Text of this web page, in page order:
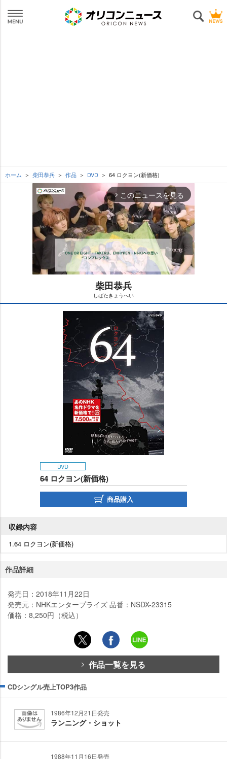
ホーム 柴田恭兵 作品 DVD 64 ロクヨン(新価格)
arrow_forward_ios このニュースを見る
M
u
柴田恭兵
しばたきょうへい
DVD
64 ロクヨン(新価格)
商品購入
収録内容
1.64 ロクヨン(新価格)
作品詳細
発売日：2018年11月22日
発売元：NHKエンタープライズ 品番：NSDX-23315
価格：8,250円（税込）
作品一覧を見る
CDシングル売上TOP3作品
1986年12月21日発売
ランニング・ショット
1988年11月16日発売